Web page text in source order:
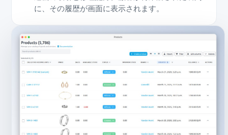
に、その履歴が画面に表示されます。